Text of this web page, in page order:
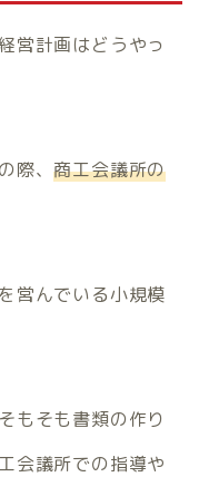
営計画はどうやっ
際、商工会議所の
営んでいる小規模
もそも書類の作り
会議所での指導や